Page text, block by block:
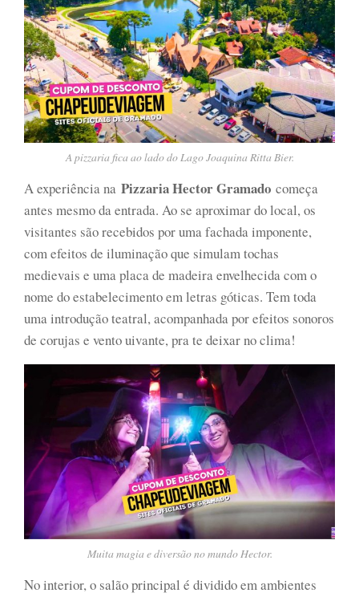
A pizzaria fica ao lado do Lago Joaquina Ritta Bier.
A experiência na Pizzaria Hector Gramado começa
antes mesmo da entrada. Ao se aproximar do local, os
visitantes são recebidos por uma fachada imponente,
com efeitos de iluminação que simulam tochas
medievais e uma placa de madeira envelhecida com o
nome do estabelecimento em letras góticas. Tem toda
uma introdução teatral, acompanhada por efeitos sonoros
de corujas e vento uivante, pra te deixar no clima!
Muita magia e diversão no mundo Hector.
No interior, o salão principal é dividido em ambientes